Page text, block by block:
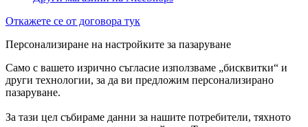
Откажете се от договора тук
Персонализиране на настройките за пазаруване
Само с вашето изрично съгласие използваме „бисквитки“ и
други технологии, за да ви предложим персонализирано
пазаруване.
За тази цел събираме данни за нашите потребители, тяхното